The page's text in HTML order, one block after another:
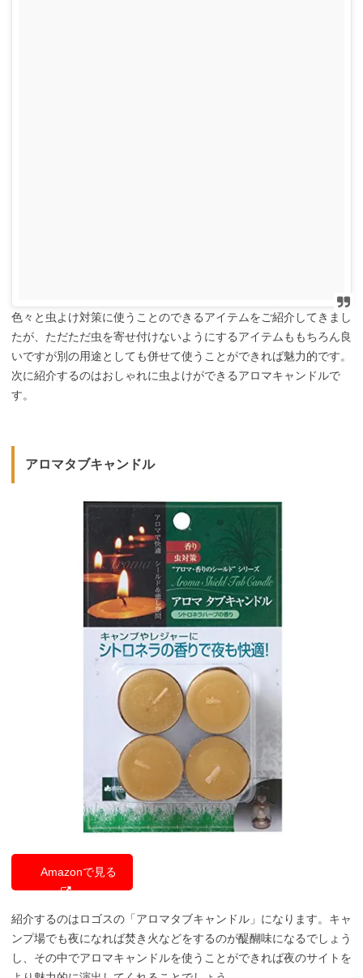
色々と虫よけ対策に使うことのできるアイテムをご紹介してきまし
たが、ただただ虫を寄せ付けないようにするアイテムももちろん良
いですが別の用途としても併せて使うことができれば魅力的です。
次に紹介するのはおしゃれに虫よけができるアロマキャンドルで
す。
アロマタブキャンドル
Amazonで見る
紹介するのはロゴスの「アロマタブキャンドル」になります。キャ
ンプ場でも夜になれば焚き火などをするのが醍醐味になるでしょう
し、その中でアロマキャンドルを使うことができれば夜のサイトを